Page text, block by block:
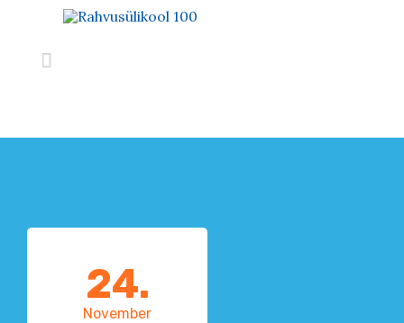

24.
November